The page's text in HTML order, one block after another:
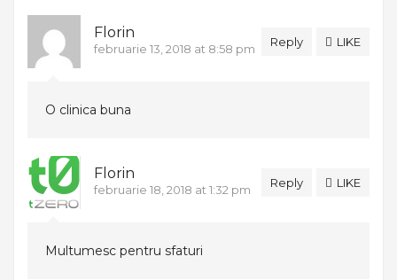
Florin
februarie 13, 2018 at 8:58 pm Reply LIKE
O clinica buna
Florin
februarie 18, 2018 at 1:32 pm Reply LIKE
Multumesc pentru sfaturi